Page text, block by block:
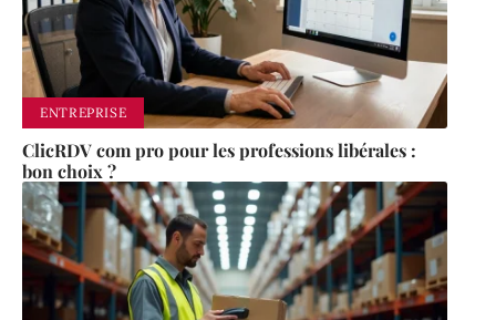
ENTREPRISE
ClicRDV com pro pour les professions libérales :
bon choix ?